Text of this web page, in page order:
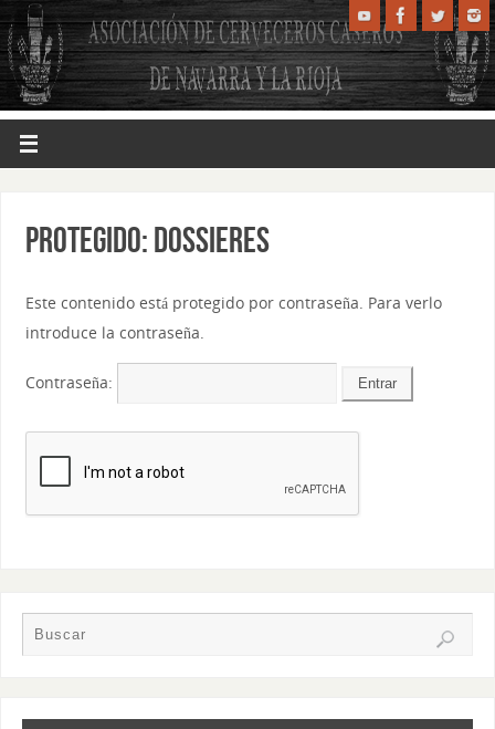
Protegido: Dossieres
Este contenido está protegido por contraseña. Para verlo
introduce la contraseña.
Contraseña: